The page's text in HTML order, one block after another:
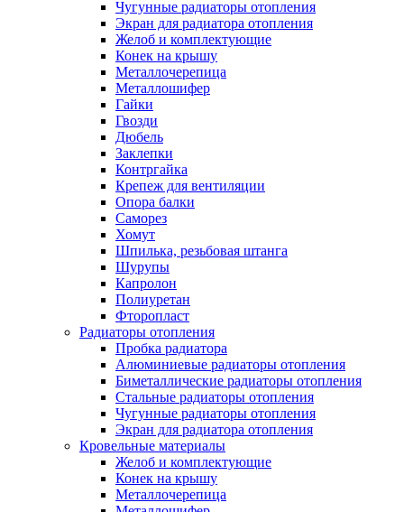
Чугунные радиаторы отопления
Экран для радиатора отопления
Желоб и комплектующие
Конек на крышу
Металлочерепица
Металлошифер
Гайки
Гвозди
Дюбель
Заклепки
Контргайка
Крепеж для вентиляции
Опора балки
Саморез
Хомут
Шпилька, резьбовая штанга
Шурупы
Капролон
Полиуретан
Фторопласт
Радиаторы отопления
Пробка радиатора
Алюминиевые радиаторы отопления
Биметаллические радиаторы отопления
Стальные радиаторы отопления
Чугунные радиаторы отопления
Экран для радиатора отопления
Кровельные материалы
Желоб и комплектующие
Конек на крышу
Металлочерепица